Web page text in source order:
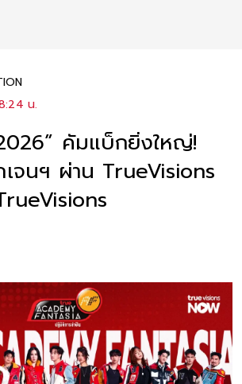
น.
คัมแบ็กยิ่งใหญ่!
จนฯ ผ่าน TrueVisions